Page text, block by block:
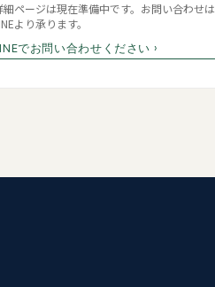
細ページは現在準備中です。お問い合わせは
より承ります。
でお問い合わせください ›